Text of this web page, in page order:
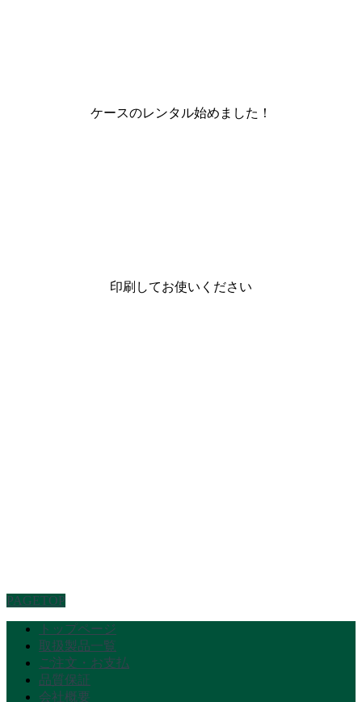
ケースのレンタル始めました！
印刷してお使いください
PAGETOP
トップページ
取扱製品一覧
ご注文・お支払
品質保証
会社概要